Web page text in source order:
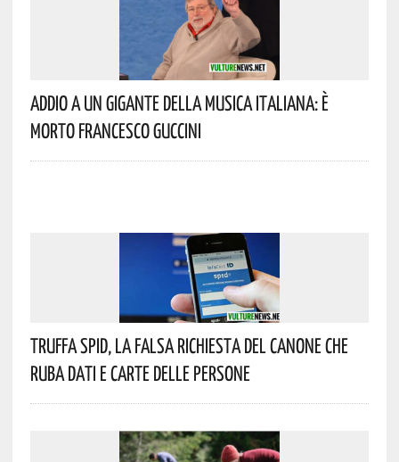
Addio A Un Gigante Della Musica Italiana: È
Morto Francesco Guccini
Truffa Spid, La Falsa Richiesta Del Canone Che
Ruba Dati E Carte Delle Persone